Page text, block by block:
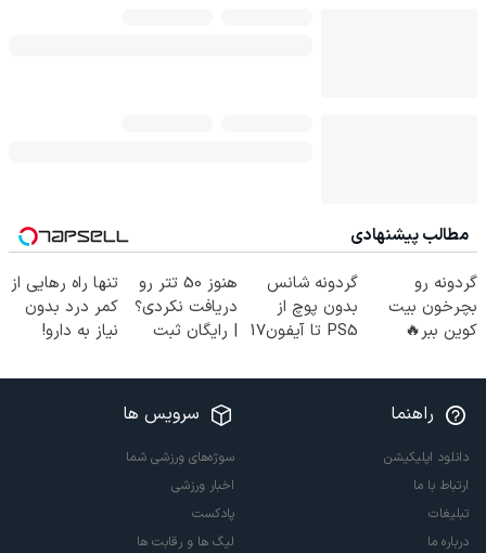
مطالب پیشنهادی
گردونه رو
بچرخون بیت
کوین ببر🔥
گردونه شانس
بدون پوچ از
PS5 تا آیفون17
هنوز 50 تتر رو
دریافت نکردی؟
| رایگان ثبت
شروع کن!
تنها راه رهایی از
کمر درد بدون
نیاز به دارو!
راهنما
دانلود اپلیکیشن
ارتباط با ما
تبلیغات
درباره ما
سرویس ها
سوژه‌های ورزشی شما
اخبار ورزشی
پادکست
لیگ ها و رقابت ها